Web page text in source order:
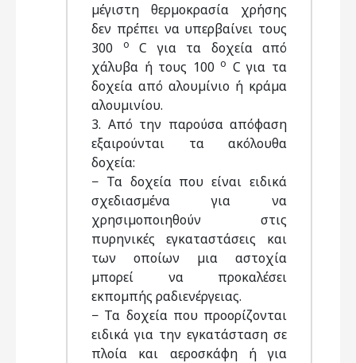
µέγιστη θερµοκρασία χρήσης
δεν πρέπει να υπερβαίνει τους
300
o
C για τα δοχεία από
χάλυβα ή τους 100o C για τα
δοχεία από αλουµίνιο ή κράµα
αλουµινίου.
3. Από την παρούσα απόφαση
εξαιρούνται τα ακόλουθα
δοχεία:
− Τα δοχεία που είναι ειδικά
σχεδιασµένα για να
χρησιµοποιηθούν στις
πυρηνικές εγκαταστάσεις και
των οποίων µια αστοχία
µπορεί να προκαλέσει
εκποµπής ραδιενέργειας.
− Τα δοχεία που προορίζονται
ειδικά για την εγκατάσταση σε
πλοία και αεροσκάφη ή για